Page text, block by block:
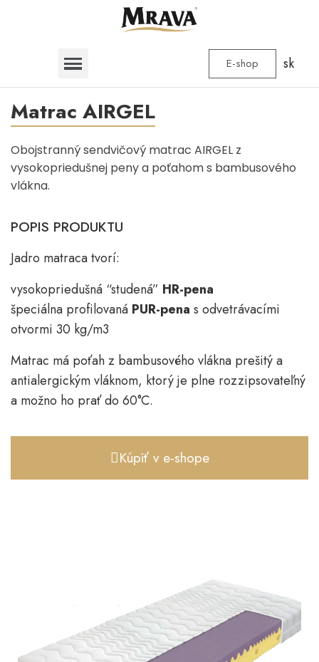
E-shop sk
Matrac AIRGEL
Obojstranný sendvičový matrac AIRGEL z
vysokopriedušnej peny a poťahom s bambusového
vlákna.
POPIS PRODUKTU
Jadro matraca tvorí:
vysokopriedušná “studená” HR-pena
špeciálna profilovaná PUR-pena s odvetrávacími
otvormi 30 kg/m3
Matrac má poťah z bambusového vlákna prešitý a
antialergickým vláknom, ktorý je plne rozzipsovateľný
a možno ho prať do 60°C.
Kúpiť v e-shope